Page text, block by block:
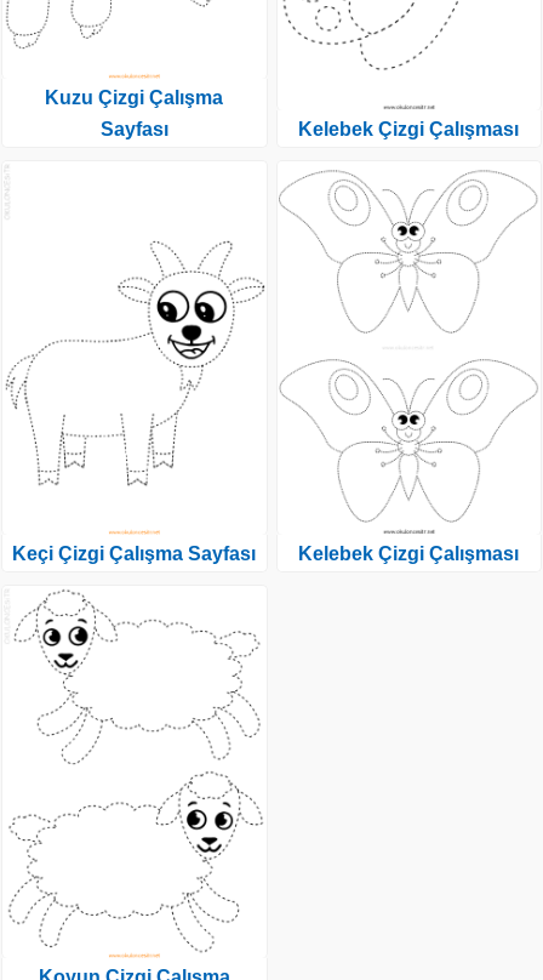
Kuzu Çizgi Çalışma
Sayfası
Keçi Çizgi Çalışma Sayfası
Kelebek Çizgi Çalışması
Kelebek Çizgi Çalışması